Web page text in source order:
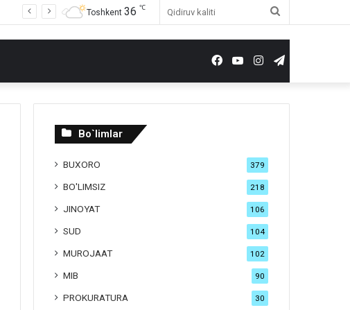
Toshkent 36 ℃
Telegram
Instagram
YouTube
Facebook
Bo`limlar
BUXORO 379
BO'LIMSIZ 218
JINOYAT 106
SUD 104
MUROJAAT 102
MIB 90
PROKURATURA 30